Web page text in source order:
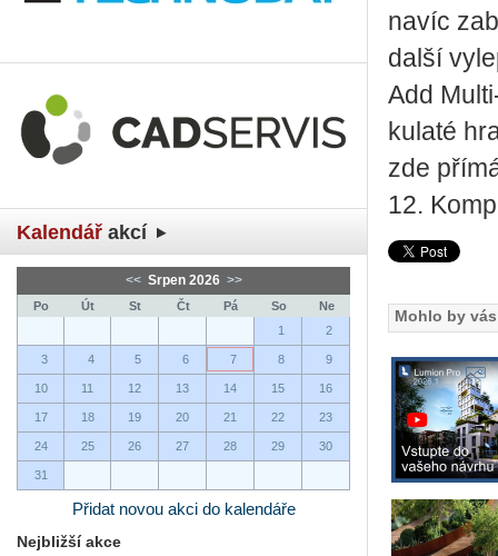
Kalendář akcí
<< Srpen 2026 >>
Po Út St Čt Pá So
Ne
1
2
3 4 5 6 7 8 9
10 11 12 13 14 15 16
17 18 19 20 21 22 23
24 25 26 27 28 29 30
31
Přidat novou akci do kalendáře
Nejbližší akce
navíc
další
Add
kulaté
zde
12.
Mohlo by